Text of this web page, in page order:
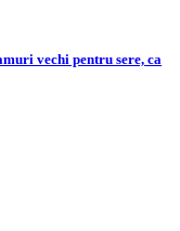
vechi pentru sere, ca